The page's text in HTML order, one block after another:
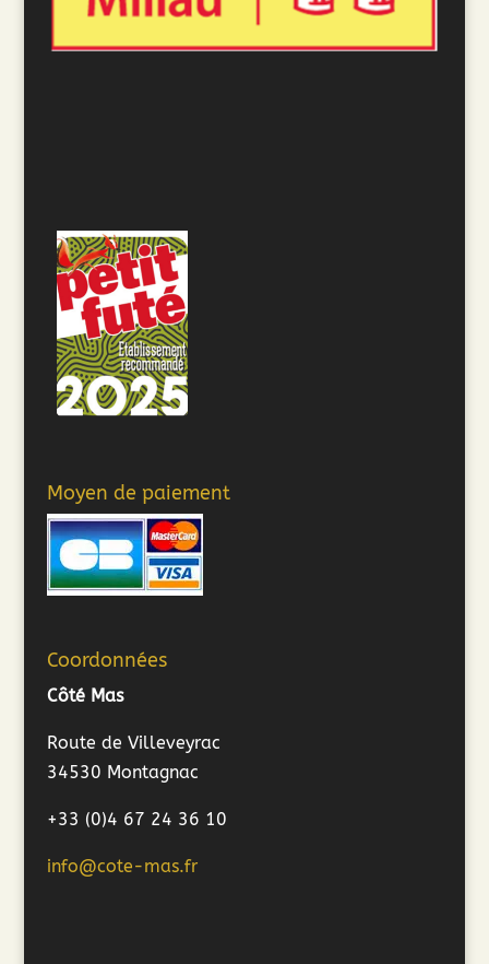
Moyen de paiement
Coordonnées
Côté Mas
Route de Villeveyrac
34530 Montagnac
+33 (0)4 67 24 36 10
info@cote-mas.fr